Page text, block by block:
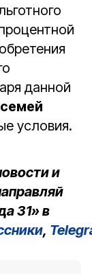
данной
условия.
и
31» в
,